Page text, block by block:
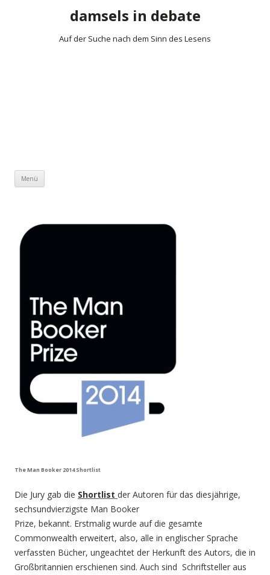
damsels in debate
Auf der Suche nach dem Sinn des Lesens
Menü
The Man Booker 2014 Shortlist
Die Jury gab die Shortlist der Autoren für das diesjährige,
sechsundvierzigste Man Booker
Prize, bekannt. Erstmalig wurde auf die gesamte
Commonwealth erweitert, also, alle in englischer Sprache
verfassten Bücher, ungeachtet der Herkunft des Autors, die in
Großbritannien erschienen sind. Auch sind Schriftsteller aus